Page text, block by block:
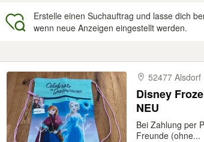
Erstelle einen Suchauftrag und lasse dich
wenn neue Anzeigen eingestellt werden.
52477 Alsdorf
Disney
NEU
Bei Zahlung per
Freunde (ohne...